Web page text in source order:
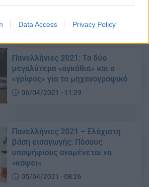
Data Access Privacy Policy
εξάμηνα
22/04/2021 - 12:49
Πανελλήνιες 2021: Τα δύο
μεγαλύτερα «αγκάθια» και ο
«γρίφος» για το μηχανογραφικό
06/04/2021 - 11:29
Πανελλήνιες 2021 – Ελάχιστη
βάση εισαγωγής: Πόσους
υποψήφιους αναμένεται να
«κόψει»
05/04/2021 - 08:26